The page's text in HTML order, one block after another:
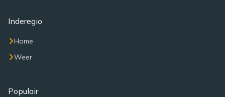
Inderegio
Home
Weer
Populair